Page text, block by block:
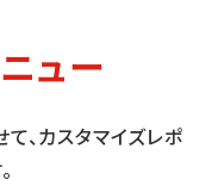
ュー
、カスタマイズレポ